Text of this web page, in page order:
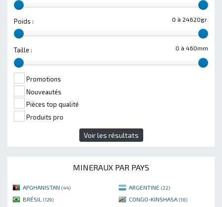
0 à 24620gr.
Poids :
0 à 460mm
Taille :
Promotions
Nouveautés
Pièces top qualité
Produits pro
Voir les résultats
MINERAUX PAR PAYS
AFGHANISTAN (44) ARGENTINE (22)
BRÉSIL (129) CONGO-KINSHASA (18)